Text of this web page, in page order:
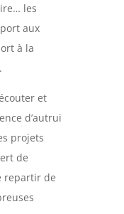
les
aux
à la
et
d’autrui
projets
de
repartir de